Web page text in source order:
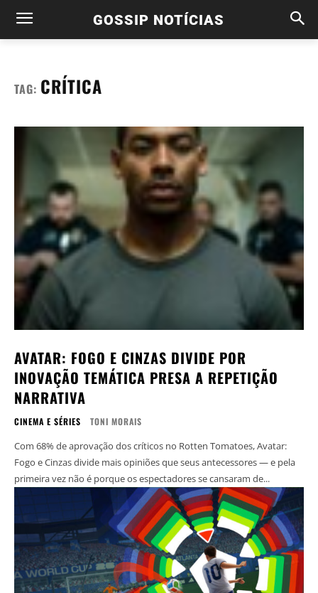
GOSSIP NOTÍCIAS
TAG: CRÍTICA
AVATAR: FOGO E CINZAS DIVIDE POR
INOVAÇÃO TEMÁTICA PRESA A REPETIÇÃO
NARRATIVA
CINEMA E SÉRIES TONI MORAIS
Com 68% de aprovação dos críticos no Rotten Tomatoes, Avatar:
Fogo e Cinzas divide mais opiniões que seus antecessores — e pela
primeira vez não é porque os espectadores se cansaram de...